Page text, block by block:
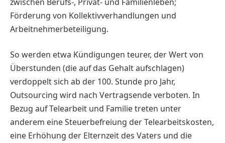
Förderung von Kollektivverhandlungen und
Arbeitnehmerbeteiligung.
So werden etwa Kündigungen teurer, der Wert von
Überstunden (die auf das Gehalt aufschlagen)
verdoppelt sich ab der 100. Stunde pro Jahr,
Outsourcing wird nach Vertragsende verboten. In
Bezug auf Tele­arbeit und Familie treten unter
anderem eine Steuerbefreiung der Telearbeitskosten,
eine Erhöhung der Elternzeit des Vaters und die